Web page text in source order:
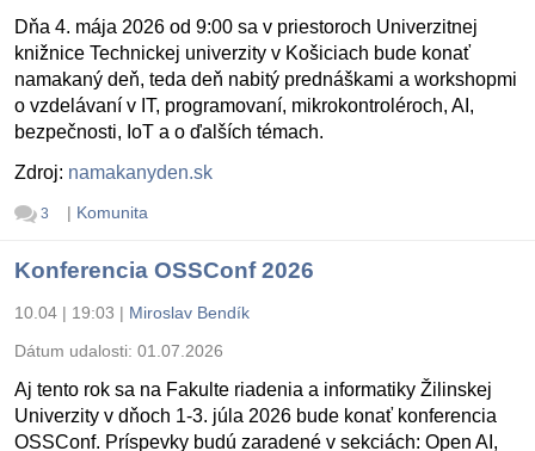
Dňa 4. mája 2026 od 9:00 sa v priestoroch Univerzitnej
knižnice Technickej univerzity v Košiciach bude konať
namakaný deň, teda deň nabitý prednáškami a workshopmi
o vzdelávaní v IT, programovaní, mikrokontroléroch, AI,
bezpečnosti, IoT a o ďalších témach.
Zdroj: namakanyden.sk
3 | Komunita
Konferencia OSSConf 2026
10.04 | 19:03 | Miroslav Bendík
Dátum udalosti: 01.07.2026
Aj tento rok sa na Fakulte riadenia a informatiky Žilinskej
Univerzity v dňoch 1-3. júla 2026 bude konať konferencia
OSSConf. Príspevky budú zaradené v sekciách: Open AI,